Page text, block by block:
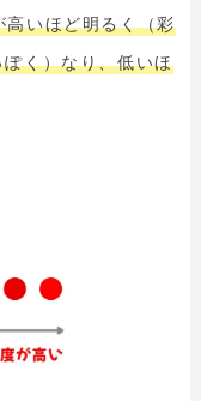
高いほど明るく（彩
く）なり、低いほ